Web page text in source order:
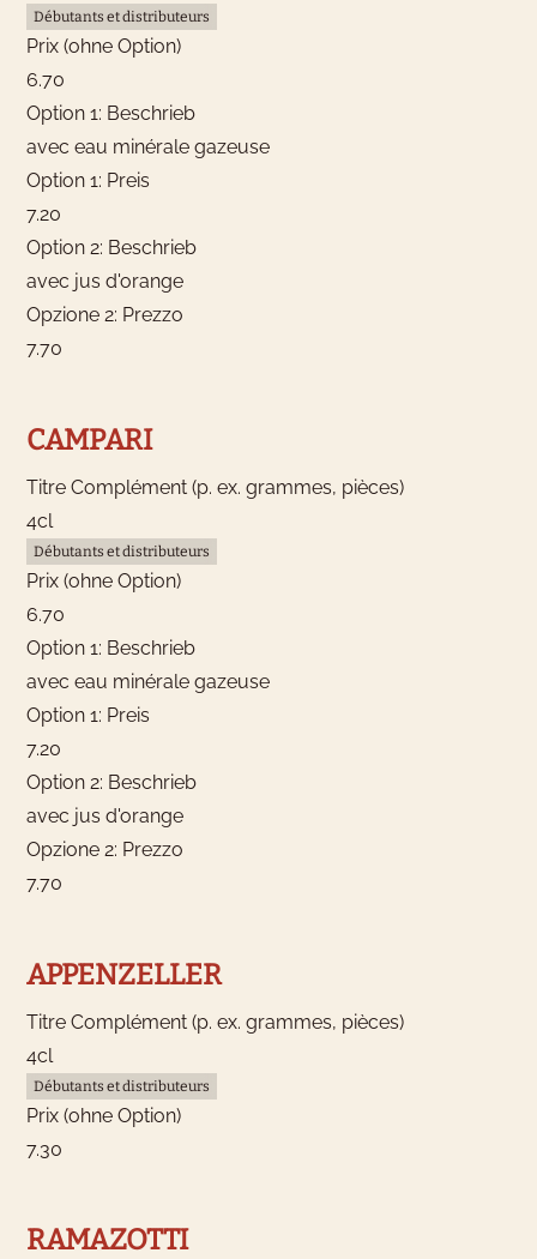
Débutants et distributeurs
Prix (ohne Option)
6.70
Option 1: Beschrieb
avec eau minérale gazeuse
Option 1: Preis
7.20
Option 2: Beschrieb
avec jus d'orange
Opzione 2: Prezzo
7.70
CAMPARI
Titre Complément (p. ex. grammes, pièces)
4cl
Débutants et distributeurs
Prix (ohne Option)
6.70
Option 1: Beschrieb
avec eau minérale gazeuse
Option 1: Preis
7.20
Option 2: Beschrieb
avec jus d'orange
Opzione 2: Prezzo
7.70
APPENZELLER
Titre Complément (p. ex. grammes, pièces)
4cl
Débutants et distributeurs
Prix (ohne Option)
7.30
RAMAZOTTI